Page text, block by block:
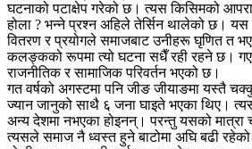
घटनाको पटाक्षेप गरेको छ। त्यस किसिमको
होला ? भन्ने प्रश्न अहिले तेर्सिन थालेको छ। यस
वितरण र प्रयोगले समाजबाट उनीहरू घृणित त
कलङ्कको रूपमा त्यो घटना सधैँ रही रहने छ।
राजनीतिक र सामाजिक परिवर्तन भएको छ।
गत वर्षको अगस्टमा पनि जीङ जीयाङमा यस्तै
ज्यान जानुको साथै ६ जना घाइते भएका थिए।
अन्य देशमा नभएका होइनन्। परन्तु यसको मात्रा
त्यसले समाज नै ध्वस्त हुने बाटोमा अघि बढी